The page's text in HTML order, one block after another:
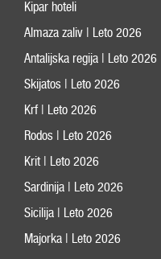
Kipar hoteli
Almaza zaliv | Leto 2026
Antalijska regija | Leto 2026
Skijatos | Leto 2026
Krf | Leto 2026
Rodos | Leto 2026
Krit | Leto 2026
Sardinija | Leto 2026
Sicilija | Leto 2026
Majorka | Leto 2026